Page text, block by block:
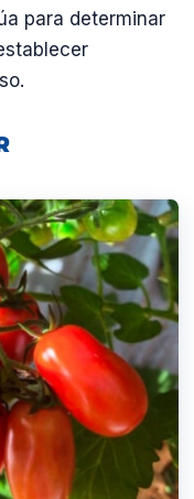
para determinar